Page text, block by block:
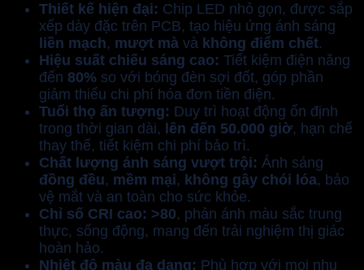
Thiết kế hiện đại: Chip LED nhỏ gọn, được sắp
xếp dày đặc trên PCB, tạo hiệu ứng ánh sáng
liền mạch, mượt mà và không điểm chết.
Hiệu suất chiếu sáng cao: Tiết kiệm điện năng
đến 80% so với bóng đèn sợi đốt, góp phần
giảm thiểu chi phí hóa đơn tiền điện.
Tuổi thọ ấn tượng: Duy trì hoạt động ổn định
trong thời gian dài, lên đến 50.000 giờ, hạn chế
thay thế, tiết kiệm chi phí bảo trì.
Chất lượng ánh sáng vượt trội: Ánh sáng
đồng đều, mềm mại, không gây chói lóa, bảo
vệ mắt và an toàn cho sức khỏe.
Chỉ số CRI cao: >80, phản ánh màu sắc trung
thực, sống động, mang đến trải nghiệm thị giác
hoàn hảo.
Nhiệt độ màu đa dạng: Phù hợp với mọi nhu